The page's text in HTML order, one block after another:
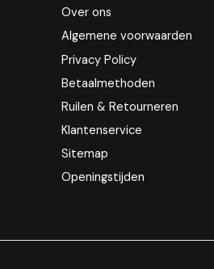
Over ons
Algemene voorwaarden
Privacy Policy
Betaalmethoden
Ruilen & Retourneren
Klantenservice
Sitemap
Openingstijden